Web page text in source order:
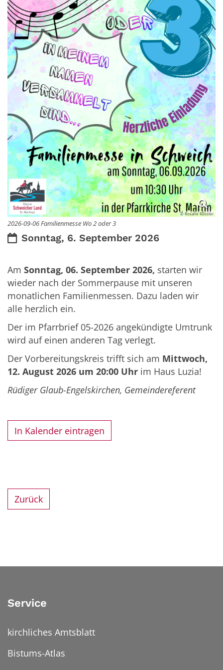
© Rosane Rössler
2026-09-06 Familienmesse Wo 2 oder 3
Datum:
Sonntag, 6. September 2026
Am Sonntag, 06. September 2026, starten wir
wieder nach der Sommerpause mit unseren
monatlichen Familienmessen. Dazu laden wir
alle herzlich ein.
Der im Pfarrbrief 05-2026 angekündigte Umtrunk
wird auf einen anderen Tag verlegt.
Der Vorbereitungskreis trifft sich am Mittwoch,
12. August 2026 um 20:00 Uhr im Haus Luzia!
Rüdiger Glaub-Engelskirchen, Gemeindereferent
In Kalender eintragen
Zurück
Service
kirchliches Amtsblatt
Bistums-Atlas